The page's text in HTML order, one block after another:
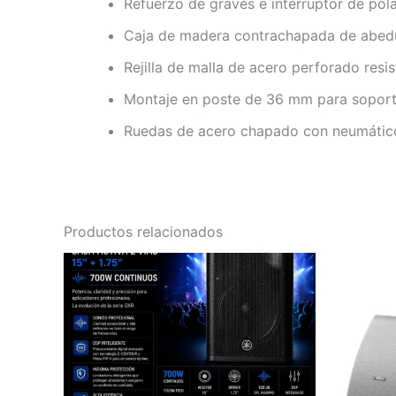
Caja de madera contrachapada de
Rejilla de malla de acero perforado
Montaje en poste de 36 mm para
Ruedas de acero chapado con
Productos relacionados